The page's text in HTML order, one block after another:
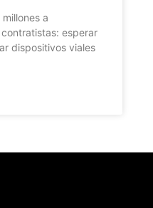
a
esperar
dispositivos viales